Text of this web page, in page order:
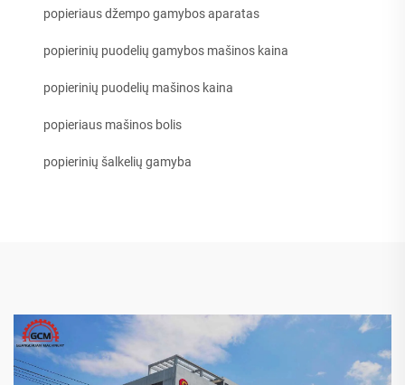
popieriaus džempo gamybos aparatas
popierinių puodelių gamybos mašinos kaina
popierinių puodelių mašinos kaina
popieriaus mašinos bolis
popierinių šalkelių gamyba